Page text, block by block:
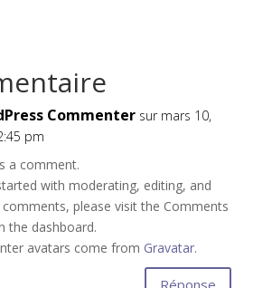
Commenter sur mars 10,
pm
a comment.
with moderating, editing, and
comments, please visit the Comments
the dashboard.
avatars come from Gravatar.
Réponse